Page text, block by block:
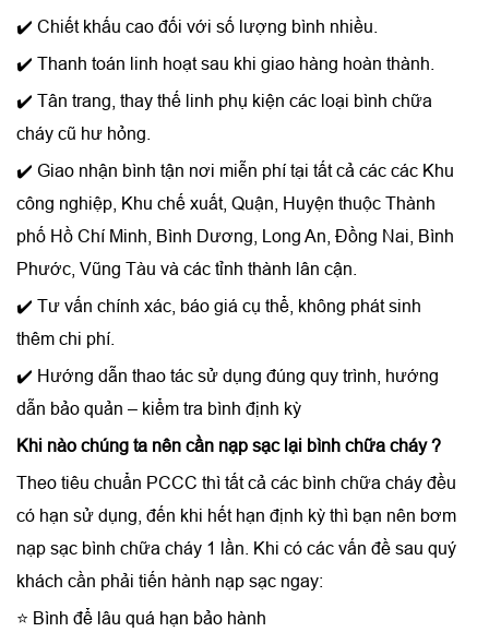
✔️ Chiết khấu cao đối với số lượng bình nhiều.
✔️ Thanh toán linh hoạt sau khi giao hàng hoàn thành.
✔️ Tân trang, thay thế linh phụ kiện các loại bình chữa
cháy cũ hư hỏng.
✔️ Giao nhận bình tận nơi miễn phí tại tất cả các các Khu
công nghiệp, Khu chế xuất, Quận, Huyện thuộc Thành
phố Hồ Chí Minh, Bình Dương, Long An, Đồng Nai, Bình
Phước, Vũng Tàu và các tỉnh thành lân cận.
✔️ Tư vấn chính xác, báo giá cụ thể, không phát sinh
thêm chi phí.
✔️ Hướng dẫn thao tác sử dụng đúng quy trình, hướng
dẫn bảo quản – kiểm tra bình định kỳ
Khi nào chúng ta nên cần nạp sạc lại bình chữa cháy?
Theo tiêu chuẩn PCCC thì tất cả các bình chữa cháy đều
có hạn sử dụng, đến khi hết hạn định kỳ thì bạn nên bơm
nạp sạc bình chữa cháy 1 lần. Khi có các vấn đề sau quý
khách cần phải tiến hành nạp sạc ngay:
⭐ Bình để lâu quá hạn bảo hành